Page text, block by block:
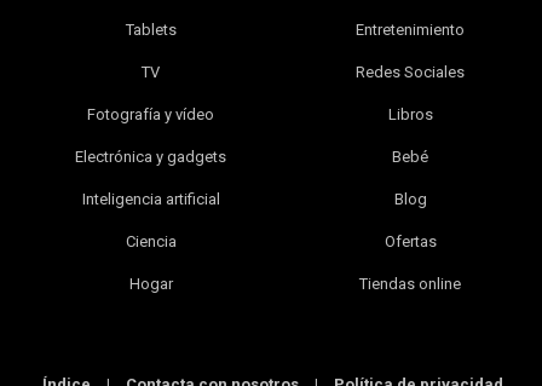
Tablets
TV
Fotografía y vídeo
Electrónica y gadgets
Inteligencia artificial
Ciencia
Hogar
Entretenimiento
Redes Sociales
Libros
Bebé
Blog
Ofertas
Tiendas online